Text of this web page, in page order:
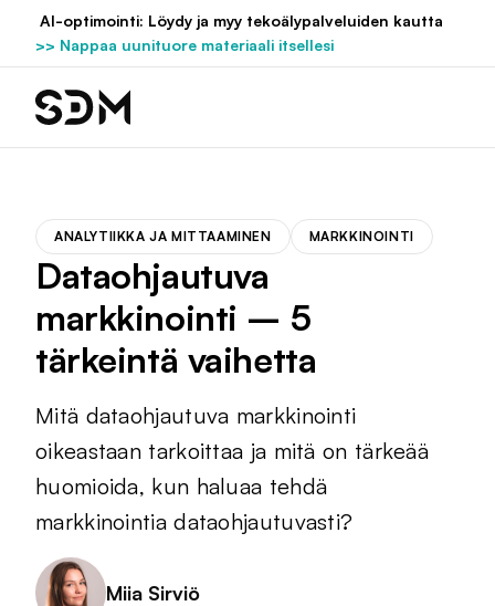
Hyppää
sisältöön
AI-optimointi: Löydy ja myy tekoälypalveluiden kautta
>> Nappaa uunituore materiaali itsellesi
ANALYTIIKKA JA MITTAAMINEN MARKKINOINTI
Dataohjautuva
markkinointi – 5
tärkeintä vaihetta
Mitä dataohjautuva markkinointi
oikeastaan tarkoittaa ja mitä on tärkeää
huomioida, kun haluaa tehdä
markkinointia dataohjautuvasti?
Miia Sirviö